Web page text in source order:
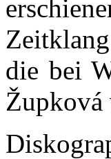
die bei
Župková